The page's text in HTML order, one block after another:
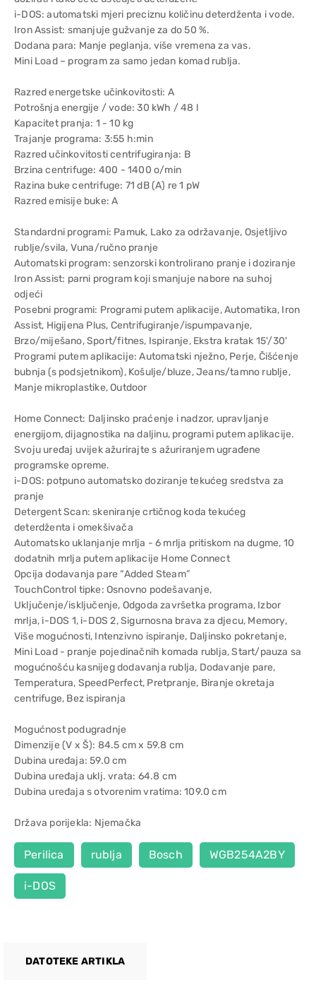
i-DOS: automatski mjeri preciznu količinu deterdženta i vode.
Iron Assist: smanjuje gužvanje za do 50 %.
Dodana para: Manje peglanja, više vremena za vas.
Mini Load – program za samo jedan komad rublja.
Razred energetske učinkovitosti: A
Potrošnja energije / vode: 30 kWh / 48 l
Kapacitet pranja: 1 - 10 kg
Trajanje programa: 3:55 h:min
Razred učinkovitosti centrifugiranja: B
Brzina centrifuge: 400 - 1400 o/min
Razina buke centrifuge: 71 dB (A) re 1 pW
Razred emisije buke: A
Standardni programi: Pamuk, Lako za održavanje, Osjetljivo
rublje/svila, Vuna/ručno pranje
Automatski program: senzorski kontrolirano pranje i doziranje
Iron Assist: parni program koji smanjuje nabore na suhoj
odjeći
Posebni programi: Programi putem aplikacije, Automatika, Iron
Assist, Higijena Plus, Centrifugiranje/ispumpavanje,
Brzo/miješano, Sport/fitnes, Ispiranje, Ekstra kratak 15'/30'
Programi putem aplikacije: Automatski nježno, Perje, Čišćenje
bubnja (s podsjetnikom), Košulje/bluze, Jeans/tamno rublje,
Manje mikroplastike, Outdoor
Home Connect: Daljinsko praćenje i nadzor, upravljanje
energijom, dijagnostika na daljinu, programi putem aplikacije.
Svoju uređaj uvijek ažurirajte s ažuriranjem ugrađene
programske opreme.
i-DOS: potpuno automatsko doziranje tekućeg sredstva za
pranje
Detergent Scan: skeniranje crtičnog koda tekućeg
deterdženta i omekšivača
Automatsko uklanjanje mrlja - 6 mrlja pritiskom na dugme, 10
dodatnih mrlja putem aplikacije Home Connect
Opcija dodavanja pare “Added Steam”
TouchControl tipke: Osnovno podešavanje,
Uključenje/isključenje, Odgoda završetka programa, Izbor
mrlja, i-DOS 1, i-DOS 2, Sigurnosna brava za djecu, Memory,
Više mogućnosti, Intenzivno ispiranje, Daljinsko pokretanje,
Mini Load - pranje pojedinačnih komada rublja, Start/pauza sa
mogućnošću kasnijeg dodavanja rublja, Dodavanje pare,
Temperatura, SpeedPerfect, Pretpranje, Biranje okretaja
centrifuge, Bez ispiranja
Mogućnost podugradnje
Dimenzije (V x Š): 84.5 cm x 59.8 cm
Dubina uređaja: 59.0 cm
Dubina uređaja uklj. vrata: 64.8 cm
Dubina uređaja s otvorenim vratima: 109.0 cm
Država porijekla: Njemačka
Perilica rublja Bosch WGB254A2BY
i-DOS
DATOTEKE ARTIKLA